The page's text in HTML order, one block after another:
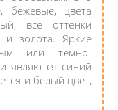
бежевые, цвета
все оттенки
и золота. Яркие
или темно-
являются синий
и белый цвет,